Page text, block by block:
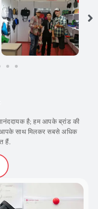
है; हम आपके ब्रांड की
साथ मिलकर सबसे अधिक
हैं.